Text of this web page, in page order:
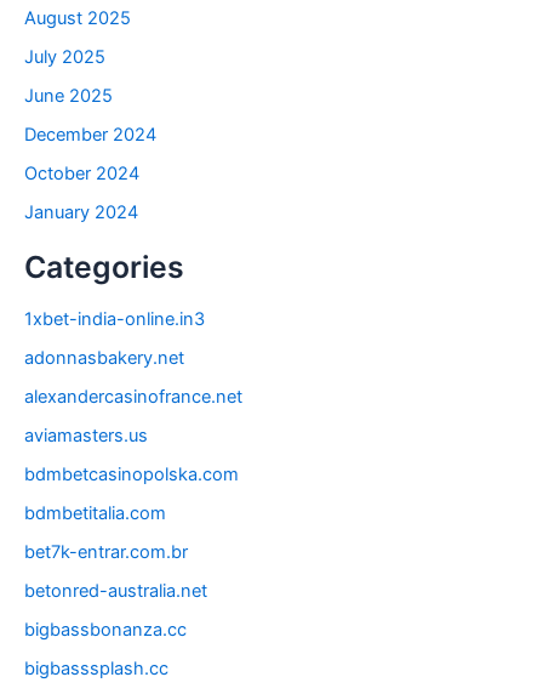
August 2025
July 2025
June 2025
December 2024
October 2024
January 2024
Categories
1xbet-india-online.in3
adonnasbakery.net
alexandercasinofrance.net
aviamasters.us
bdmbetcasinopolska.com
bdmbetitalia.com
bet7k-entrar.com.br
betonred-australia.net
bigbassbonanza.cc
bigbasssplash.cc